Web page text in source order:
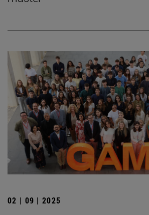
02 | 09 | 2025